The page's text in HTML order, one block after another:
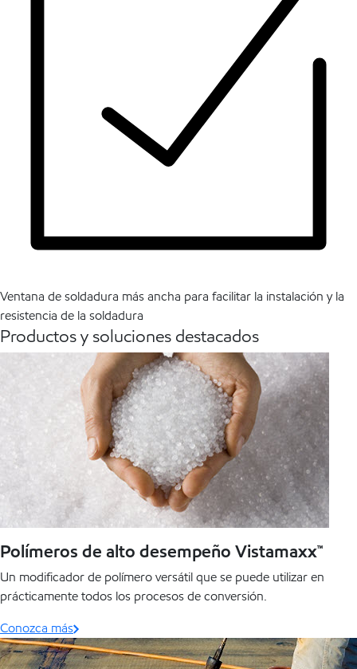
Ventana de soldadura más ancha para facilitar la instalación y la
resistencia de la soldadura
Productos y soluciones destacados
Polímeros de alto desempeño Vistamaxx™
Un modificador de polímero versátil que se puede utilizar en
prácticamente todos los procesos de conversión.
Conozca más